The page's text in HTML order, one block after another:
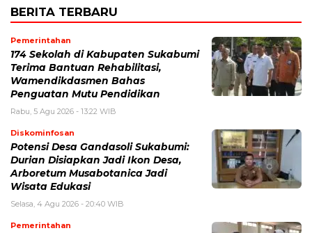
BERITA TERBARU
Pemerintahan
174 Sekolah di Kabupaten Sukabumi
Terima Bantuan Rehabilitasi,
Wamendikdasmen Bahas
Penguatan Mutu Pendidikan
Rabu, 5 Agu 2026 - 13:22 WIB
Diskominfosan
Potensi Desa Gandasoli Sukabumi:
Durian Disiapkan Jadi Ikon Desa,
Arboretum Musabotanica Jadi
Wisata Edukasi
Selasa, 4 Agu 2026 - 20:40 WIB
Pemerintahan